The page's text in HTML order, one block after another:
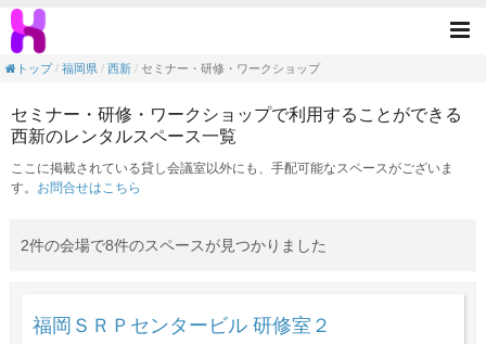
セミナー・研修・ワークショップの目的で
トップ
福岡県 西新 セミナー・研修・ワークショップ
セミナー・研修・ワークショップで利用することができる
西新のレンタルスペース一覧
ここに掲載されている貸し会議室以外にも、手配可能なスペースがございま
す。 お問合せはこちら
2件の会場で8件のスペースが見つかりました
福岡ＳＲＰセンタービル 研修室２